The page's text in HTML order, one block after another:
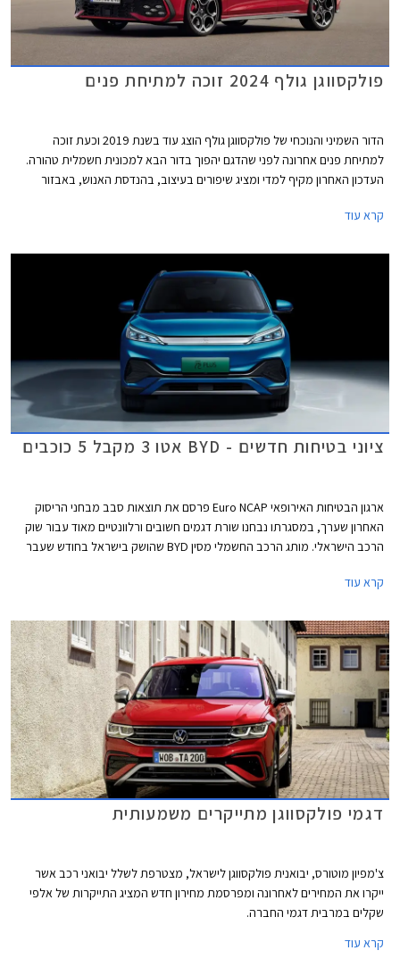
פולקסווגן גולף 2024 זוכה למתיחת פנים
הדור השמיני והנוכחי של פולקסווגן גולף הוצג עוד בשנת 2019 וכעת זוכה
למתיחת פנים אחרונה לפני שהדגם יהפוך בדור הבא למכונית חשמלית טהורה.
העדכון האחרון מקיף למדי ומציג שיפורים בעיצוב, בהנדסת האנוש, באבזור
מוותרת על תיבת ההילוכים הידנית עקב תקנות זיהום האוויר המחמירות בתקן
קרא עוד
ציוני בטיחות חדשים - BYD אטו 3 מקבל 5 כוכבים
ארגון הבטיחות האירופאי Euro NCAP פרסם את תוצאות סבב מבחני הריסוק
האחרון שערך, במסגרתו נבחנו שורת דגמים חשובים ורלוונטיים מאוד עבור שוק
הרכב הישראלי. מותג הרכב החשמלי מסין BYD שהושק בישראל בחודש שעבר
קרא עוד
דגמי פולקסווגן מתייקרים משמעותית
צ'מפיון מוטורס, יבואנית פולקסווגן לישראל, מצטרפת לשלל יבואני רכב אשר
ייקרו את המחירים לאחרונה ומפרסמת מחירון חדש המציג התייקרות של אלפי
שקלים במרבית דגמי החברה.
קרא עוד